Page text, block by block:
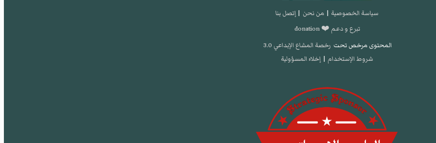
سياسة الخصوصية | من نحن | إتصل بنا
تبرع و دعم ❤️ donation
المحتوى مرخص تحت رخصة المشاع الإبداعي 3.0
شروط الإستخدام | إخلاء المسؤولية